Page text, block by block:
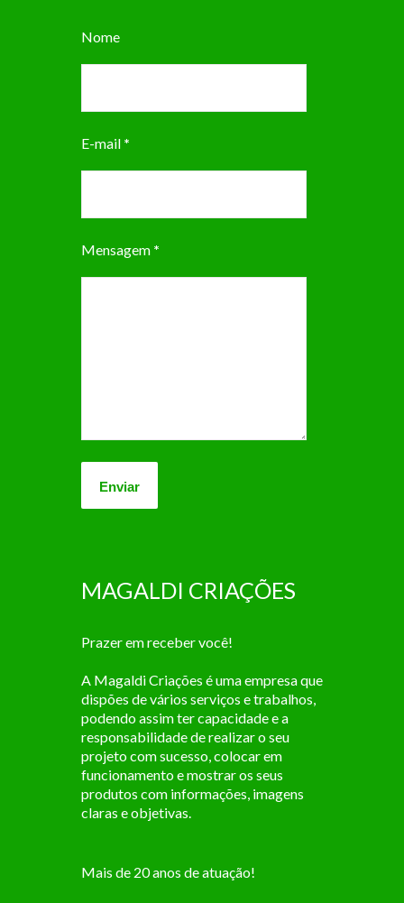
Nome
E-mail *
Mensagem *
MAGALDI CRIAÇÕES
Prazer em receber você!
A Magaldi Criações é uma empresa que
dispões de vários serviços e trabalhos,
podendo assim ter capacidade e a
responsabilidade de realizar o seu
projeto com sucesso, colocar em
funcionamento e mostrar os seus
produtos com informações, imagens
claras e objetivas.
Mais de 20 anos de atuação!